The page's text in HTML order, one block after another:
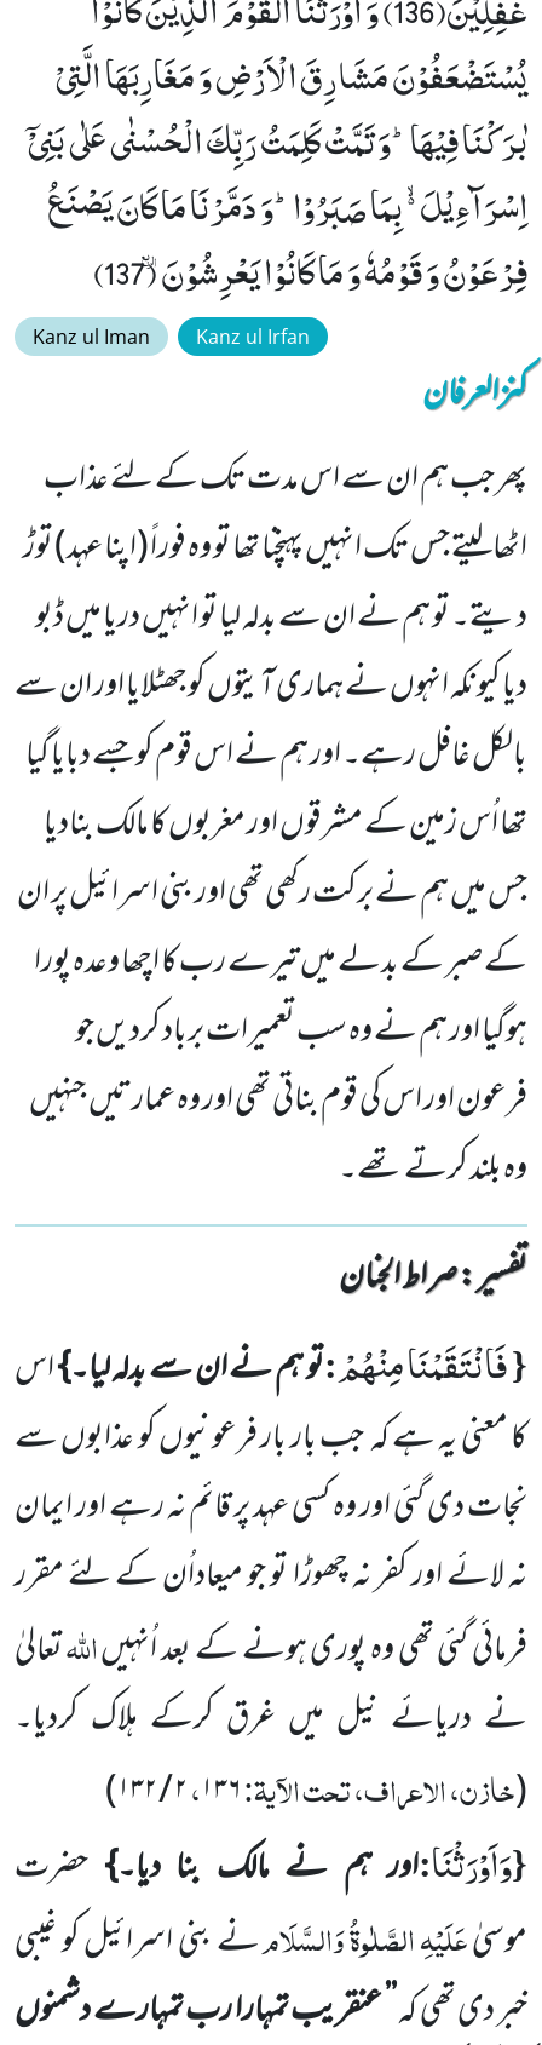
یُسْتَضْعَفُوْنَ مَشَارِقَ الْاَرْضِ وَ مَغَارِبَهَا الَّتِیْ
بٰرَكْنَا فِیْهَاؕ-وَ تَمَّتْ كَلِمَتُ رَبِّكَ الْحُسْنٰى عَلٰى بَنِیْۤ
اِسْرَآءِیْلَ ﳔ بِمَا صَبَرُوْاؕ-وَ دَمَّرْنَا مَا كَانَ یَصْنَعُ
فِرْعَوْنُ وَ قَوْمُهٗ وَ مَا كَانُوْا یَعْرِشُوْنَٛ (137)
Kanz ul Iman Kanz ul Irfan
کنزالعرفان
پھر جب ہم ان سے اس مدت تک کے لئے عذاب
اٹھالیتے جس تک انہیں پہنچنا تھا تو وہ فوراً (اپنا عہد) توڑ
دیتے۔ تو ہم نے ان سے بدلہ لیا تو انہیں دریا میں ڈبو
دیا کیونکہ انہوں نے ہماری آیتوں کوجھٹلایا اور ان سے
بالکل غافل رہے۔ اور ہم نے اس قوم کو جسے دبایا گیا
تھا اُس زمین کے مشرقوں اور مغربوں کا مالک بنادیا
جس میں ہم نے برکت رکھی تھی اور بنی اسرائیل پر ان
کے صبر کے بدلے میں تیرے رب کا اچھا وعدہ پورا
ہوگیا اور ہم نے وہ سب تعمیرات برباد کردیں جو
فرعون اور اس کی قوم بناتی تھی اور وہ عمارتیں جنہیں
وہ بلند کرتے تھے۔
تفسیر : ‎صراط الجنان
{فَانْتَقَمْنَا مِنْهُمْ:تو ہم نے ان سے بدلہ لیا۔}اس
کا معنی یہ ہے کہجب بار بار فرعونیوں کو عذابوں سے
نجات دی گئیاور وہ کسی عہد پر قائم نہ رہے اور ایمان
نہ لائے اور کفر نہ چھوڑا تو جو میعاداُن کے لئے مقرر
فرمائی گئی تھی وہ پوری ہونے کے بعد اُنہیںاللہتعالیٰ
نے دریائے نیل میں غرق کرکے ہلاک کردیا۔
(خازن، الاعراف، تحت الآیۃ:۱۳۶،۲/۱۳۲)
{وَاَوْرَثْنَا:اور ہم نے مالک بنا دیا۔} حضرت
موسیٰعَلَیْہِ الصَّلٰوۃُ وَالسَّلَامنے بنی اسرائیل کو غیبی
خبر دی تھی کہ’’ عنقریب تمہارا رب تمہارے دشمنوں